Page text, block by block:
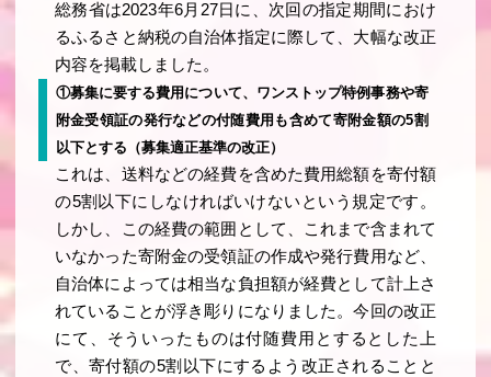
総務省は2023年6月27日に、次回の指定期間におけ
るふるさと納税の自治体指定に際して、大幅な改正
内容を掲載しました。
①募集に要する費用について、ワンストップ特例事務や寄
附金受領証の発行などの付随費用も含めて寄附金額の5割
以下とする（募集適正基準の改正）
これは、送料などの経費を含めた費用総額を寄付額
の5割以下にしなければいけないという規定です。
しかし、この経費の範囲として、これまで含まれて
いなかった寄附金の受領証の作成や発行費用など、
自治体によっては相当な負担額が経費として計上さ
れていることが浮き彫りになりました。今回の改正
にて、そういったものは付随費用とするとした上
で、寄付額の5割以下にするよう改正されることと